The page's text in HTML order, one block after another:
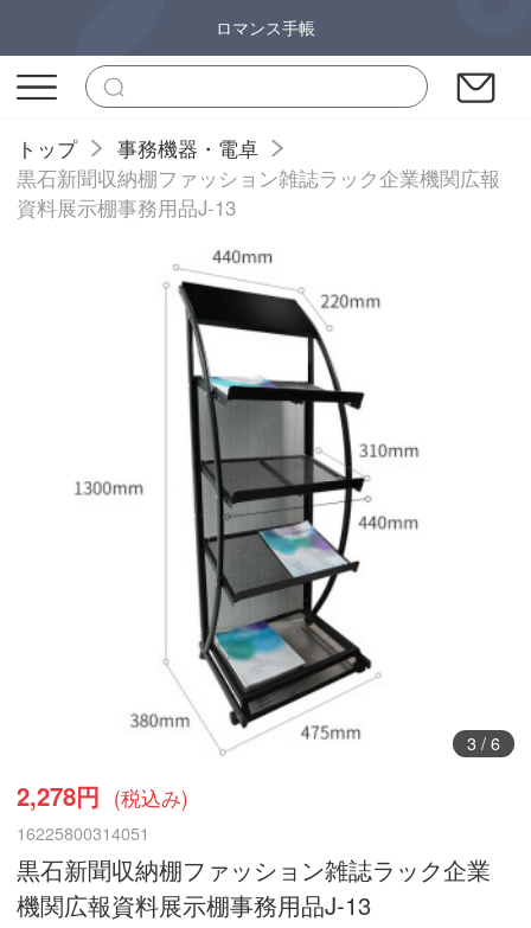
ロマンス手帳
トップ
事務機器・電卓
黒石新聞収納棚ファッション雑誌ラック企業機関広報
資料展示棚事務用品J-13
3/ 6
2,278円 (税込み)
16225800314051
黒石新聞収納棚ファッション雑誌ラック企業
機関広報資料展示棚事務用品J-13